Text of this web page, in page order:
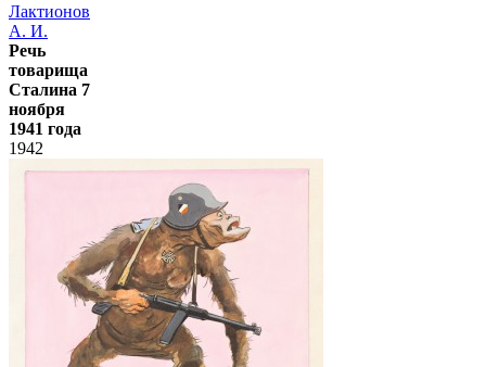
Лактионов
А. И.
Речь
товарища
Сталина 7
ноября
1941 года
1942